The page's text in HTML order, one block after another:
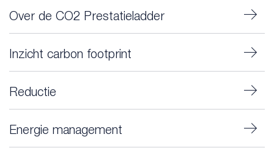
Over de CO2 Prestatieladder
Inzicht carbon footprint
Reductie
Energie management